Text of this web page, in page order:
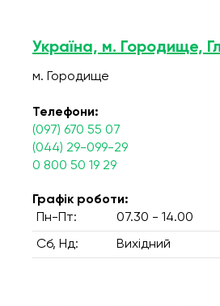
Україна, м. Городище,
м. Городище
Телефони:
(097) 670 55 07
(044) 29-099-29
0 800 50 19 29
Графік роботи:
Пн-Пт:
07.30 - 14.00
Сб, Нд: Вихідний